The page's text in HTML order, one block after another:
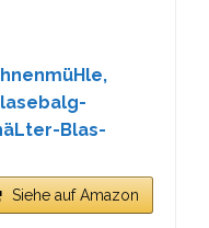
Blas-
Siehe auf Amazon